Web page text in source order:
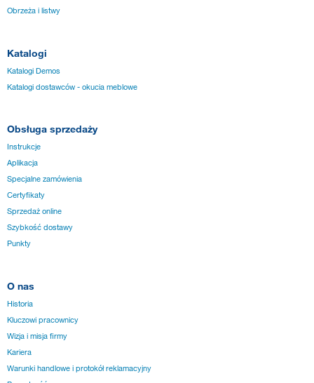
Obrzeża i listwy
Katalogi
Katalogi Demos
Katalogi dostawców - okucia meblowe
Obsługa sprzedaży
Instrukcje
Aplikacja
Specjalne zamówienia
Certyfikaty
Sprzedaż online
Szybkość dostawy
Punkty
O nas
Historia
Kluczowi pracownicy
Wizja i misja firmy
Kariera
Warunki handlowe i protokół reklamacyjny